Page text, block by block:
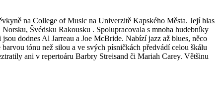
na College of Music na Univerzitě Kapského Města. Její hlas
Švédsku Rakousku . Spolupracovala s mnoha hudebníky
dodnes Al Jarreau a Joe McBride. Nabízí jazz až blues, něco
tónu než silou a ve svých písničkách předvádí celou škálu
ani v repertoáru Barbry Streisand či Mariah Carey. Většinu